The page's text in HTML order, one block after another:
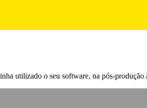
utilizado o seu software, na pós-produção